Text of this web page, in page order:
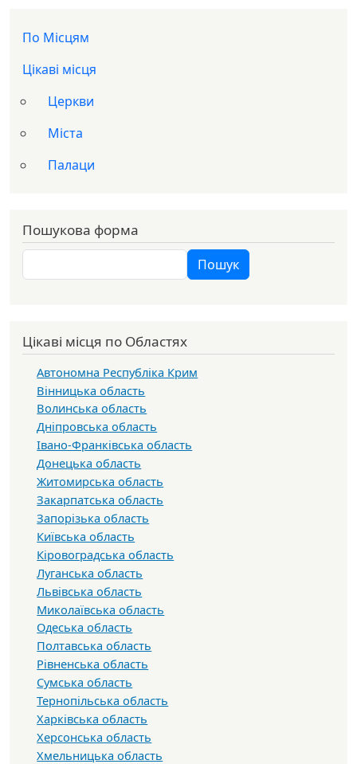
По Місцям
Цікаві місця
Церкви
Міста
Палаци
Пошукова форма
Пошук Пошук
Цікаві місця по Областях
Автономна Республіка Крим
Вінницька область
Волинська область
Дніпровська область
Івано-Франківська область
Донецька область
Житомирська область
Закарпатська область
Запорізька область
Київська область
Кіровоградська область
Луганська область
Львівська область
Миколаївська область
Одеська область
Полтавська область
Рівненська область
Сумська область
Тернопільська область
Харківська область
Херсонська область
Хмельницька область